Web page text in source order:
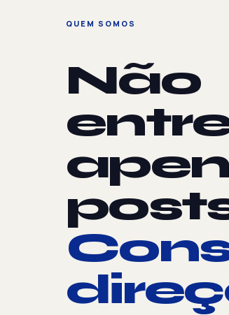
QUEM SOMOS
Não